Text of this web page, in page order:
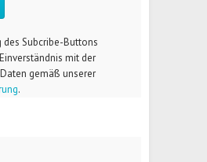
Subcribe-Buttons
mit der
gemäß unserer
.